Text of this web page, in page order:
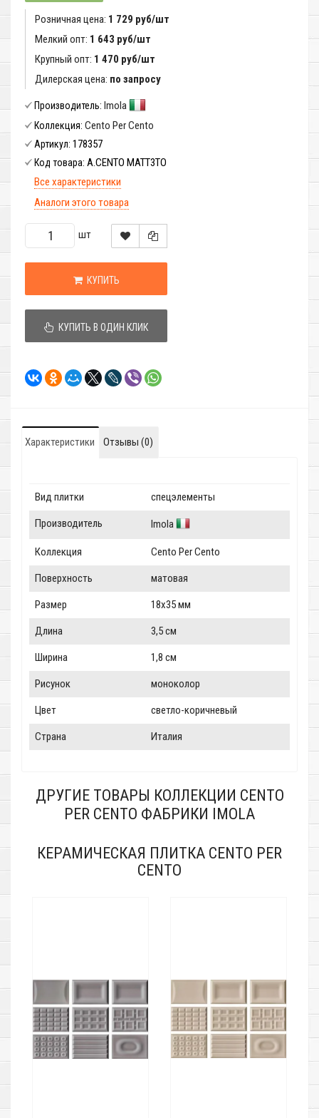
Розничная цена: 1 729 руб/шт
Мелкий опт: 1 643 руб/шт
Крупный опт: 1 470 руб/шт
Дилерская цена: по запросу
Производитель: Imola
Коллекция: Cento Per Cento
Артикул: 178357
Код товара: A.CENTO MATT3TO
Все характеристики
Аналоги этого товара
шт
КУПИТЬ
КУПИТЬ В ОДИН КЛИК
Характеристики Отзывы (0)
Вид плитки спецэлементы
Производитель Imola
Коллекция Cento Per Cento
Поверхность матовая
Размер 18x35 мм
Длина 3,5 см
Ширина 1,8 см
Рисунок моноколор
Цвет светло-коричневый
Страна Италия
ДРУГИЕ ТОВАРЫ КОЛЛЕКЦИИ CENTO
PER CENTO ФАБРИКИ IMOLA
КЕРАМИЧЕСКАЯ ПЛИТКА CENTO PER
CENTO